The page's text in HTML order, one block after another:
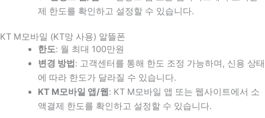
제 한도를 확인하고 설정할 수 있습니다.
KT M모바일 (KT망 사용) 알뜰폰
한도: 월 최대 100만원
변경 방법 : 고객센터를 통해 한도 조정 가능하며, 신용 상태
에 따라 한도가 달라질 수 있습니다.
KT M모바일 앱/웹 : KT M모바일 앱 또는 웹사이트에서 소
액결제 한도를 확인하고 설정할 수 있습니다.